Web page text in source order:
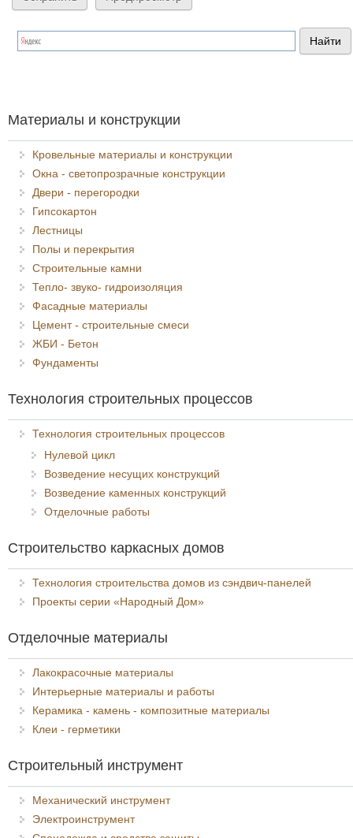
Материалы и конструкции
Кровельные материалы и конструкции
Окна - светопрозрачные конструкции
Двери - перегородки
Гипсокартон
Лестницы
Полы и перекрытия
Строительные камни
Тепло- звуко- гидроизоляция
Фасадные материалы
Цемент - строительные смеси
ЖБИ - Бетон
Фундаменты
Технология строительных процессов
Технология строительных процессов
Нулевой цикл
Возведение несущих конструкций
Возведение каменных конструкций
Отделочные работы
Строительство каркасных домов
Технология строительства домов из сэндвич-панелей
Проекты серии «Народный Дом»
Отделочные материалы
Лакокрасочные материалы
Интерьерные материалы и работы
Керамика - камень - композитные материалы
Клеи - герметики
Строительный инструмент
Механический инструмент
Электроинструмент